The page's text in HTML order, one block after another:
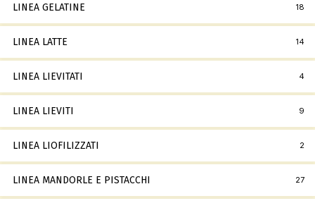
LINEA GELATINE 18
LINEA LATTE 14
LINEA LIEVITATI 4
LINEA LIEVITI 9
LINEA LIOFILIZZATI 2
LINEA MANDORLE E PISTACCHI 27